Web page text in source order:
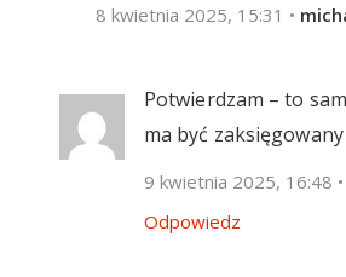
8 kwietnia 2025, 15:31 •
Potwierdzam – to
ma być zaksięgowany
9 kwietnia 2025, 16:48 •
Odpowiedz